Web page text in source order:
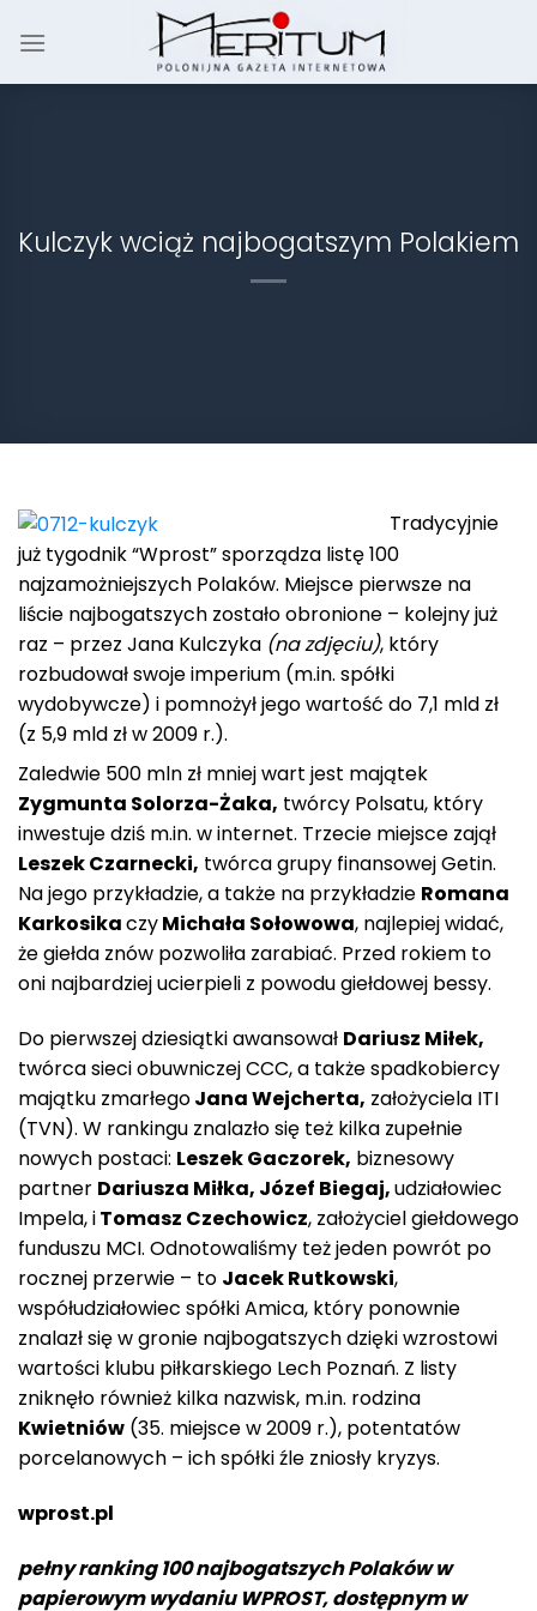
Kulczyk wciąż najbogatszym Polakiem
Tradycyjnie
już tygodnik “Wprost” sporządza listę 100
najzamożniejszych Polaków. Miejsce pierwsze na
liście najbogatszych zostało obronione – kolejny już
raz – przez Jana Kulczyka (na zdjęciu), który
rozbudował swoje imperium (m.in. spółki
wydobywcze) i pomnożył jego wartość do 7,1 mld zł
(z 5,9 mld zł w 2009 r.).
Zaledwie 500 mln zł mniej wart jest majątek
Zygmunta Solorza-Żaka, twórcy Polsatu, który
inwestuje dziś m.in. w internet. Trzecie miejsce zajął
Leszek Czarnecki, twórca grupy finansowej Getin.
Na jego przykładzie, a także na przykładzie Romana
KarkosikaczyMichała Sołowowa, najlepiej widać,
że giełda znów pozwoliła zarabiać. Przed rokiem to
oni najbardziej ucierpieli z powodu giełdowej bessy.
Do pierwszej dziesiątki awansował Dariusz Miłek,
twórca sieci obuwniczej CCC, a także spadkobiercy
majątku zmarłegoJana Wejcherta, założyciela ITI
(TVN). W rankingu znalazło się też kilka zupełnie
nowych postaci: Leszek Gaczorek, biznesowy
partner Dariusza Miłka, Józef Biegaj,udziałowiec
Impela, iTomasz Czechowicz, założyciel giełdowego
funduszu MCI. Odnotowaliśmy też jeden powrót po
rocznej przerwie – to Jacek Rutkowski,
współudziałowiec spółki Amica, który ponownie
znalazł się w gronie najbogatszych dzięki wzrostowi
wartości klubu piłkarskiego Lech Poznań. Z listy
zniknęło również kilka nazwisk, m.in. rodzina
Kwietniów (35. miejsce w 2009 r.), potentatów
porcelanowych – ich spółki źle zniosły kryzys.
wprost.pl
pełny ranking 100 najbogatszych Polaków w
papierowym wydaniu WPROST, dostępnym w